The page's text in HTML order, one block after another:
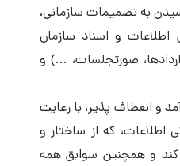
به تصمیمات سازمانی،
و اسناد سازمان
صورتجلسات، ...) و
و انعطاف پذیر، با رعایت
که از ساختار و
و همچنین سوابق همه